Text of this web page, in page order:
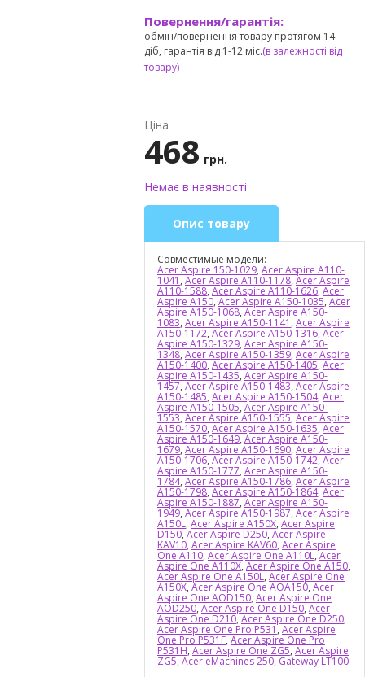
Повернення/гарантія:
обмін/повернення товару протягом 14
діб, гарантія від 1-12 міс.(в залежності від
товару)
Ціна
468 грн.
Немає в наявності
Опис товару
Совместимые модели:
Acer Aspire 150-1029, Acer Aspire A110-
1041 , Acer Aspire A110-1178, Acer Aspire
A110-1588, Acer Aspire A110-1626, Acer
Aspire A150, Acer Aspire A150-1035, Acer
Aspire A150-1068, Acer Aspire A150-
1083, Acer Aspire A150-1141 , Acer Aspire
A150-1172, Acer Aspire A150-1316, Acer
Aspire A150-1329, Acer Aspire A150-
1348, Acer Aspire A150-1359, Acer Aspire
A150-1400, Acer Aspire A150-1405, Acer
Aspire A150-1435, Acer Aspire A150-
1457, Acer Aspire A150-1483, Acer Aspire
A150-1485, Acer Aspire A150-1504, Acer
Aspire A150-1505, Acer Aspire A150-
1553, Acer Aspire A150-1555, Acer Aspire
A150-1570, Acer Aspire A150-1635, Acer
Aspire A150-1649, Acer Aspire A150-
1679, Acer Aspire A150-1690, Acer Aspire
A150-1706, Acer Aspire A150-1742, Acer
Aspire A150-1777, Acer Aspire A150-
1784, Acer Aspire A150-1786, Acer Aspire
A150-1798, Acer Aspire A150-1864, Acer
Aspire A150-1887, Acer Aspire A150-
1949, Acer Aspire A150-1987, Acer Aspire
A150L, Acer Aspire A150X, Acer Aspire
D150, Acer Aspire D250, Acer Aspire
KAV10, Acer Aspire KAV60, Acer Aspire
One A110, Acer Aspire One A110L,Acer
Aspire One A110X,Acer Aspire One A150,
Acer Aspire One A150L, Acer Aspire One
A150X, Acer Aspire One AOA150, Acer
Aspire One AOD150, Acer Aspire One
AOD250, Acer Aspire One D150, Acer
Aspire One D210, Acer Aspire One D250,
Acer Aspire One Pro P531, Acer Aspire
One Pro P531F, Acer Aspire One Pro
P531H, Acer Aspire One ZG5, Acer Aspire
ZG5, Acer eMachines 250, Gateway LT100